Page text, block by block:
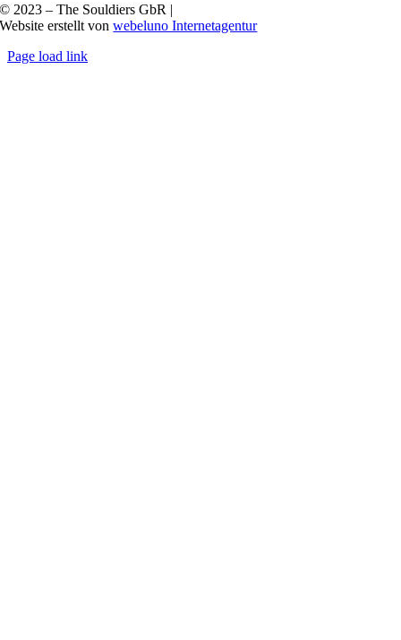
© 2023 – The Souldiers GbR |
Website erstellt vonwebeluno Internetagentur
Page load link